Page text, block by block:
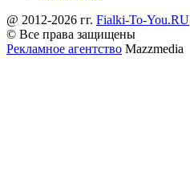
@ 2012-2026 гг. Fialki-To-You.RU
© Все права защищены
Рекламное агентство Mazzmedia